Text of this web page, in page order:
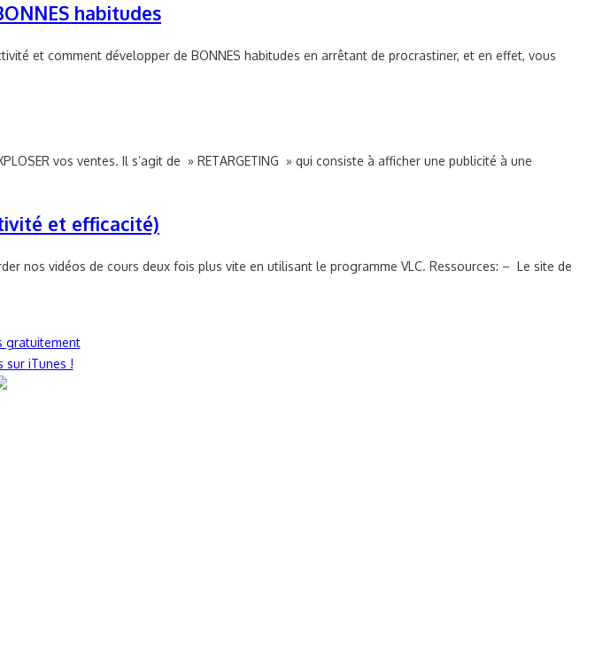
habitudes
et comment développer de BONNES habitudes en arrêtant de procrastiner, et en effet, vous
vos ventes. Il s’agit de » RETARGETING » qui consiste à afficher une publicité à une
et efficacité)
nos vidéos de cours deux fois plus vite en utilisant le programme VLC. Ressources: – Le site de
gratuitement
sur iTunes !